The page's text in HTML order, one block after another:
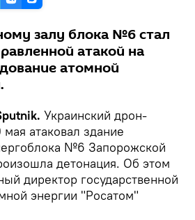
залу блока №6 стал
атакой на
атомной
Украинский дрон-
атаковал здание
№6 Запорожской
детонация. Об этом
директор государственной
энергии "Росатом"